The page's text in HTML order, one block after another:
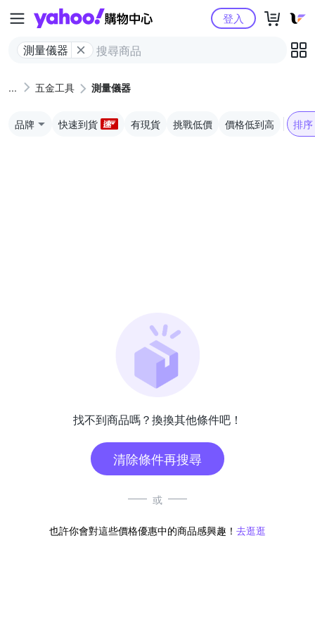
Yahoo購物中心
測量儀器
登入
五金工具 測量儀器
品牌 快速到貨 有現貨 挑戰低價 價格低到高 排序
找不到商品嗎？換換其他條件吧！
清除條件再搜尋
或
也許你會對這些價格優惠中的商品感興趣！ 去逛逛